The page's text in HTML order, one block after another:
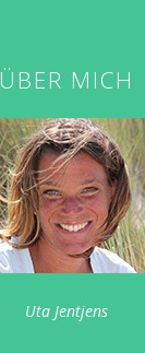
ÜBER MICH
Uta Jentjens